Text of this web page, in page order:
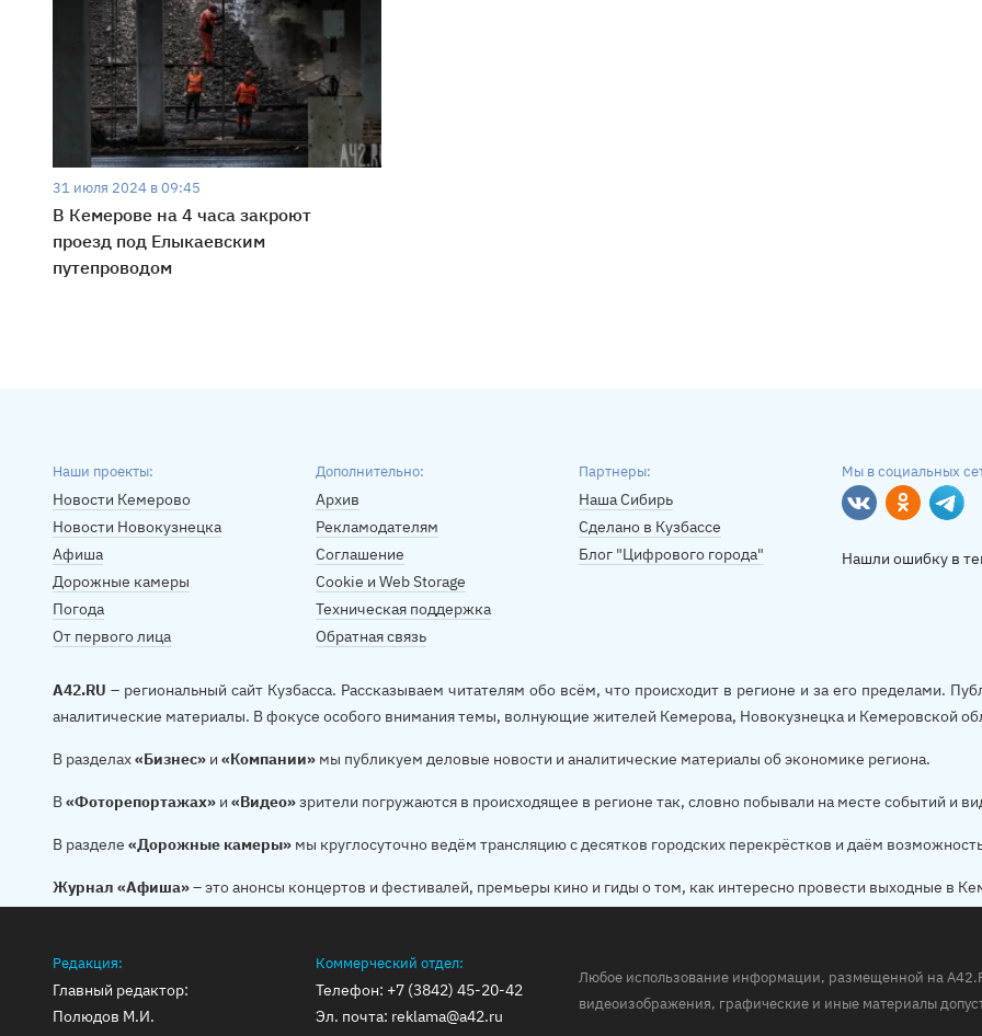
31 июля 2024 в 09:45
В Кемерове на 4 часа закроют
проезд под Елыкаевским
путепроводом
Наши проекты:
Новости Кемерово
Новости Новокузнецка
Афиша
Дорожные камеры
Погода
От первого лица
Дополнительно:
Архив
Рекламодателям
Соглашение
Cookie и Web Storage
Техническая поддержка
Обратная связь
Партнеры:
Наша Сибирь
Сделано в Кузбассе
Блог "Цифрового города"
Мы в социальных
Вконтакте
Нашли ошибку в
A42.RU – региональный сайт Кузбасса. Рассказываем читателям обо всём, что происходит в регионе и за его пределами.
аналитические материалы. В фокусе особого внимания темы, волнующие жителей Кемерова, Новокузнецка и Кемеровской
В разделах«Бизнес» и «Компании» мы публикуем деловые новости и аналитические материалы об экономике региона.
В«Фоторепортажах» и «Видео»зрители погружаются в происходящее в регионе так, словно побывали на месте событий и
В разделе «Дорожные камеры» мы круглосуточно ведём трансляцию с десятков городских перекрёстков и даём
Журнал «Афиша»– это анонсы концертов и фестивалей, премьеры кино и гиды о том, как интересно провести выходные в
Редакция:
Главный редактор:
Полюдов М.И.
Коммерческий отдел:
Телефон: +7 (3842) 45-20-42
Эл. почта: reklama@a42.ru
Любое использование информации, размещенной на
видеоизображения, графические и иные материалы